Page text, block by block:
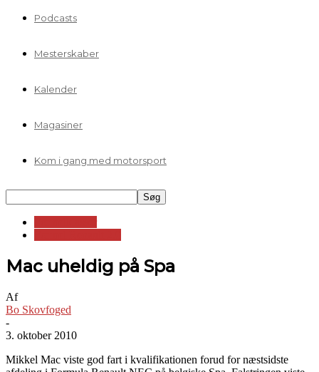
Podcasts
Mesterskaber
Kalender
Magasiner
Kom i gang med motorsport
Mac uheldig på Spa
Af
Bo Skovfoged
-
3. oktober 2010
Mikkel Mac viste god fart i kvalifikationen forud for næstsidste